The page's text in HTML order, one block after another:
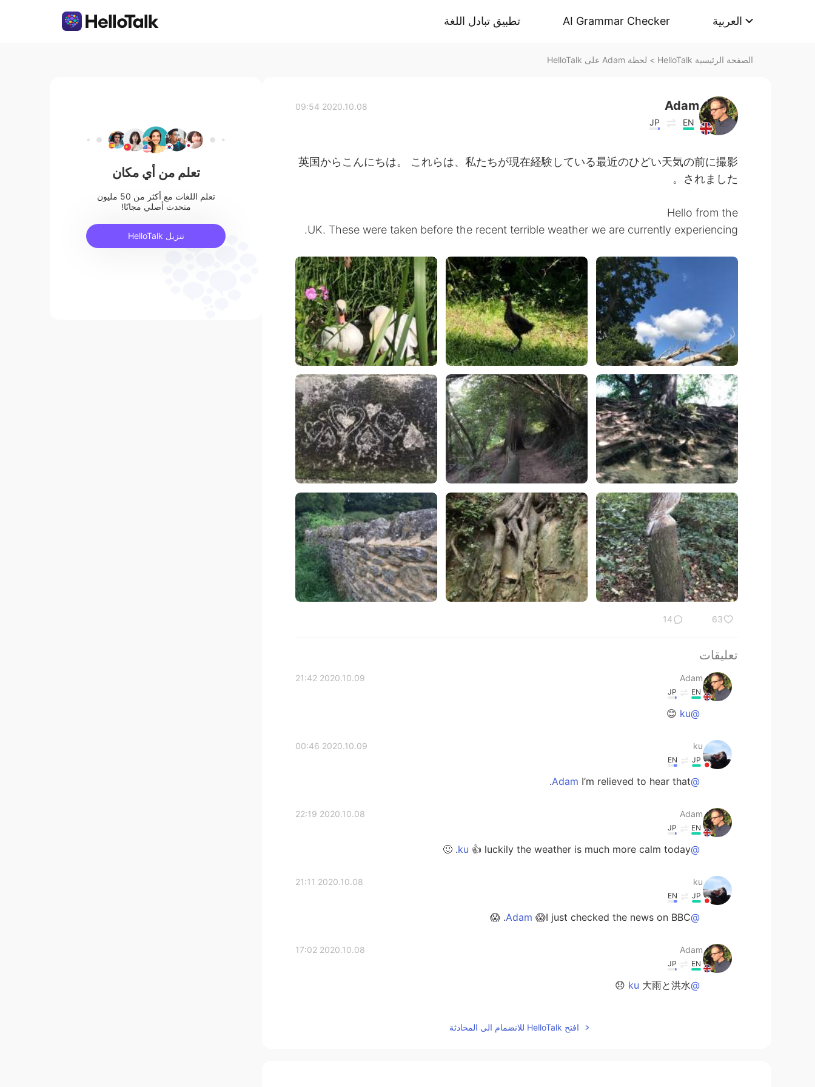
تطبيق تبادل اللغة AI Grammar Checker العربية
الصفحة الرئيسية HelloTalk > لحظة Adam على HelloTalk
Adam
EN
JP
2020.10.08 09:54
英国からこんにちは。 これらは、私たちが現在経験している最近のひどい天気の前に撮影
されました。
Hello from the
UK. These were taken before the recent terrible weather we are currently experiencing.
63
14
تعليقات
Adam
2020.10.09 21:42
EN
JP
@ku
😊
ku
2020.10.09 00:46
JP
EN
@Adam
I’m relieved to hear that.
Adam
2020.10.08 22:19
EN
JP
@ku
👍 luckily the weather is much more calm today. 🙂
ku
2020.10.08 21:11
JP
EN
@Adam
😱I just checked the news on BBC. 😱
Adam
2020.10.08 17:02
EN
JP
@ku
大雨と洪水 😞
افتح HelloTalk للانضمام الى المحادثة
تعلم من أي مكان
تعلم اللغات مع أكثر من 50 مليون
متحدث أصلي مجانًا!
تنزيل HelloTalk